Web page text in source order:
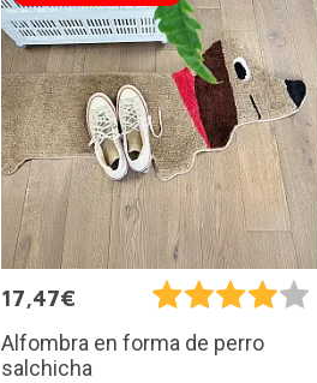
17,47€
Alfombra en forma de perro
salchicha